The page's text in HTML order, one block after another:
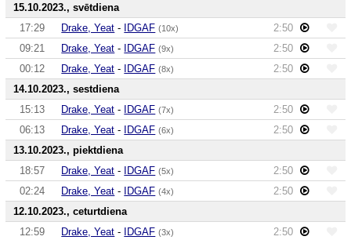
15.10.2023., svētdiena
17:29
Drake, Yeat - IDGAF (10x)
2:50
09:21
Drake, Yeat - IDGAF (9x)
2:50
00:12
Drake, Yeat - IDGAF (8x)
2:50
14.10.2023., sestdiena
15:13
Drake, Yeat - IDGAF (7x)
2:50
06:13
Drake, Yeat - IDGAF (6x)
2:50
13.10.2023., piektdiena
18:57
Drake, Yeat - IDGAF (5x)
2:50
02:24
Drake, Yeat - IDGAF (4x)
2:50
12.10.2023., ceturtdiena
12:59
Drake, Yeat - IDGAF (3x)
2:50